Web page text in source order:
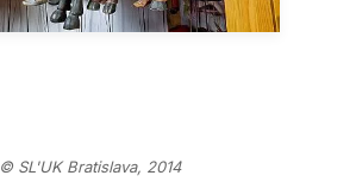
© SL'UK Bratislava, 2014